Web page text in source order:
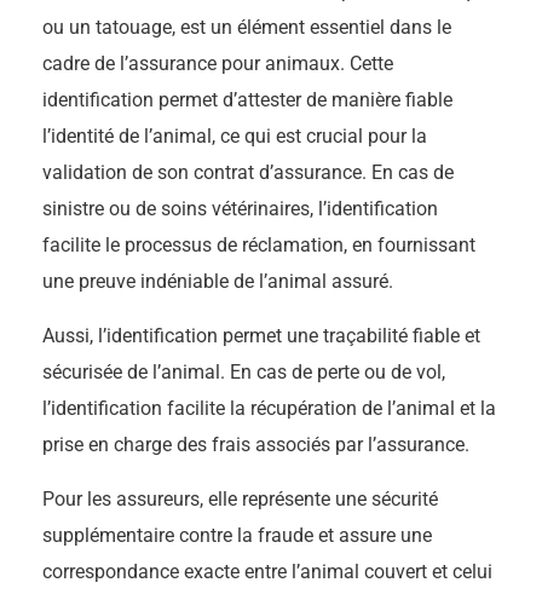
ou un tatouage, est un élément essentiel dans le
cadre de l’assurance pour animaux. Cette
identification permet d’attester de manière fiable
l’identité de l’animal, ce qui est crucial pour la
validation de son contrat d’assurance. En cas de
sinistre ou de soins vétérinaires, l’identification
facilite le processus de réclamation, en fournissant
une preuve indéniable de l’animal assuré.
Aussi, l’identification permet une traçabilité fiable et
sécurisée de l’animal. En cas de perte ou de vol,
l’identification facilite la récupération de l’animal et la
prise en charge des frais associés par l’assurance.
Pour les assureurs, elle représente une sécurité
supplémentaire contre la fraude et assure une
correspondance exacte entre l’animal couvert et celui